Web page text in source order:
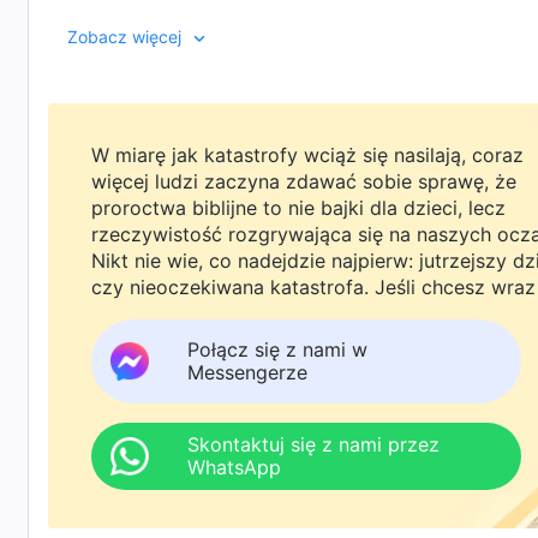
śladami Baranka i prowadzi innych wiernych w
Zobacz więcej
W miarę jak katastrofy wciąż się nasilają, coraz
więcej ludzi zaczyna zdawać sobie sprawę, że
proroctwa biblijne to nie bajki dla dzieci, lecz
rzeczywistość rozgrywająca się na naszych
Nikt nie wie, co nadejdzie najpierw: jutrzejszy
czy nieoczekiwana katastrofa. Jeśli chcesz
rodziną powitać powrót Pana i znaleźć
bezpieczeństwo pod Bożą ochroną, kliknij
WhatsAppa lub Messengera, aby dołączyć do
naszej grupy studyjnej. Nie odkładaj tego do jutra.
Połącz się z nami w
Messengerze
Skontaktuj się z nami przez
WhatsApp